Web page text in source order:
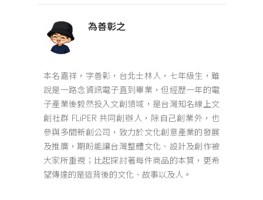
為善彰之
本名嘉祥，字善彰，台北士林人，七年級生，雖
說是一路念資訊電子直到畢業，但經歷一年的電
子產業後毅然投入文創領域，是台灣知名線上文
創社群 FLiPER 共同創辦人，除自己創業外，也
參與多間新創公司，致力於文化創意產業的發展
及推廣，期盼能讓台灣整體文化、設計及創作被
大家所重視；比起探討著每件商品的本質，更希
望傳達的是這背後的文化、故事以及人。